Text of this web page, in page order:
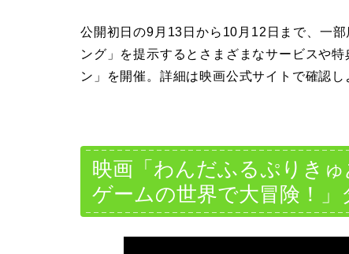
公開初日の9月13日から10月12日まで、一
ング」を提示するとさまざまなサービスや
ン」を開催。詳細は映画公式サイトで確認し
映画「わんだふるぷりき
ゲームの世界で大冒険！